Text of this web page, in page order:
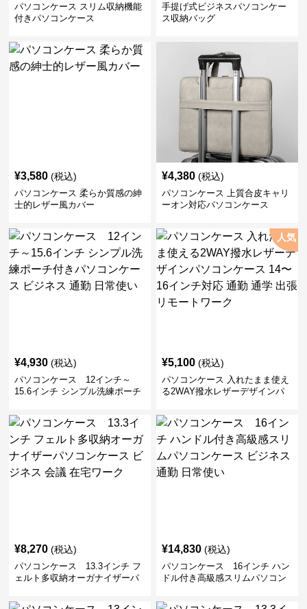
パソコンケース スリム収納機能
付きパソコンケース
手提げ式ビジネスパソコンケー
ス収納バッグ
¥3,580 (税込)
パソコンケース 柔らか質感の紳
士的レザー風カバー
¥4,380 (税込)
パソコンケース 上質合皮キャリ
ーオン対応パソコンケース
¥4,930 (税込)
パソコンケース 12インチ～
15.6インチ シンプル洗練ポーチ
勤 日常使い
人気
¥5,100 (税込)
パソコンケース 入れたまま使え
る2WAY撥水レザーデザインパ
通勤 通学 出張 リモートワーク
¥8,270 (税込)
パソコンケース 13.3インチ フ
ェルト多収納オーガナイザーパ
宅ワーク
¥14,830 (税込)
パソコンケース 16インチ ハン
ドル付き高級感スリムパソコン